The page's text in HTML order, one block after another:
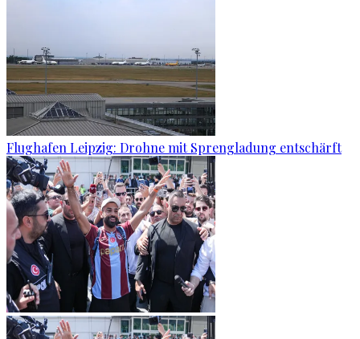
Flughafen Leipzig: Drohne mit Sprengladung entschärft